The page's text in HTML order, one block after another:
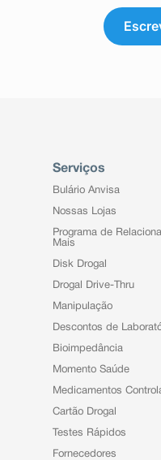
Serviços
Bulário Anvisa
Nossas Lojas
Programa de
Mais
Disk Drogal
Drogal Drive-Thru
Manipulação
Descontos de
Bioimpedância
Momento Saúde
Medicamentos
Cartão Drogal
Testes Rápidos
Fornecedores